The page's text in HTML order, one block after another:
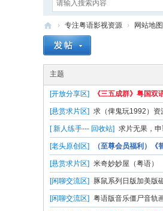
粤
语
影
视
资
源
› 专注粤语影视资源 › 网站地图
主题
[开放分享区] 《三五成群》粤国
[悬赏求片区] 求（俾鬼玩1992）资
[ 新人练手--- 回收站] 求片无果，
[老头原创区] （至尊会员福利）
[悬赏求片区] 米奇妙妙屋（粤语）
[闲聊交流区] 豚鼠系列日版加美版
[闲聊交流区] 粤语版音乐僵尸音轨